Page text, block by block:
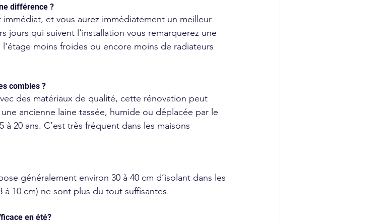
différence ?
et vous aurez immédiatement un meilleur
jours qui suivent l'installation vous remarquerez une
moins froides ou encore moins de radiateurs
combles ?
des matériaux de qualité, cette rénovation peut
ancienne laine tassée, humide ou déplacée par le
20 ans. C’est très fréquent dans les maisons
généralement environ 30 à 40 cm d’isolant dans les
à 10 cm) ne sont plus du tout suffisantes.
en été?